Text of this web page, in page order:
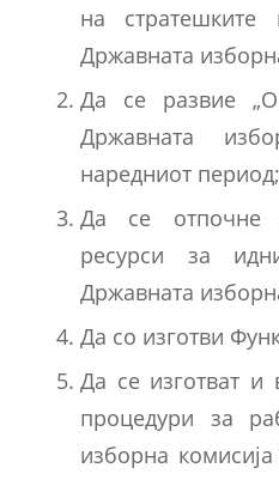
на
Државната
Да се развие
Државната
наредниот период;
Да се отпочне
ресурси за
Државната
Да со изготви
Да се изготват и
процедури за
изборна